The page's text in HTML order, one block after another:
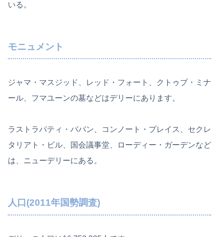
いる。
モニュメント
ジャマ・マスジッド、レッド・フォート、クトゥブ・ミナ
ール、フマユーンの墓などはデリーにあります。
ラストラパティ・ババン、コンノート・プレイス、セクレ
タリアト・ビル、国会議事堂、ローディー・ガーデンなど
は、ニューデリーにある。
人口(2011年国勢調査)